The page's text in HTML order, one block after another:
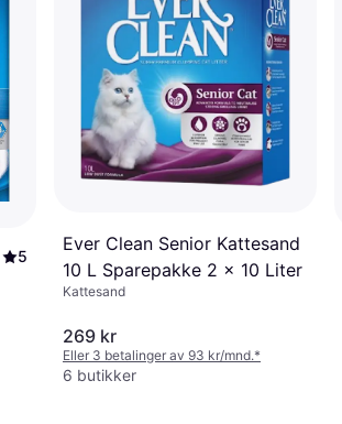
5
Ever Clean Senior Kattesand
10 L Sparepakke 2 x 10 Liter
Kattesand
269 kr
Eller 3 betalinger av 93 kr/mnd.*
6 butikker